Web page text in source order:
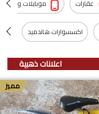
عقارات موبايلات و
اكسسوارات هاندميد
اعلانات ذهبية
مميز